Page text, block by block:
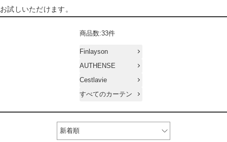
お試しいただけます。
商品数:33件
Finlayson
AUTHENSE
Cestlavie
すべてのカーテン
新着順